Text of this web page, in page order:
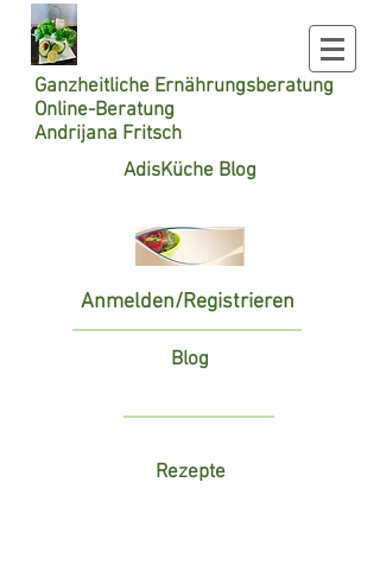
Ganzheitliche Ernährungsberatung
Online-Beratung
Andrijana Fritsch
AdisKüche Blog
Anmelden/Registrieren
Blog
Rezepte